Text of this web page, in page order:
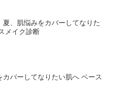
夏、肌悩みをカバーしてなりた
メイク診断
カバーしてなりたい肌へ ベース